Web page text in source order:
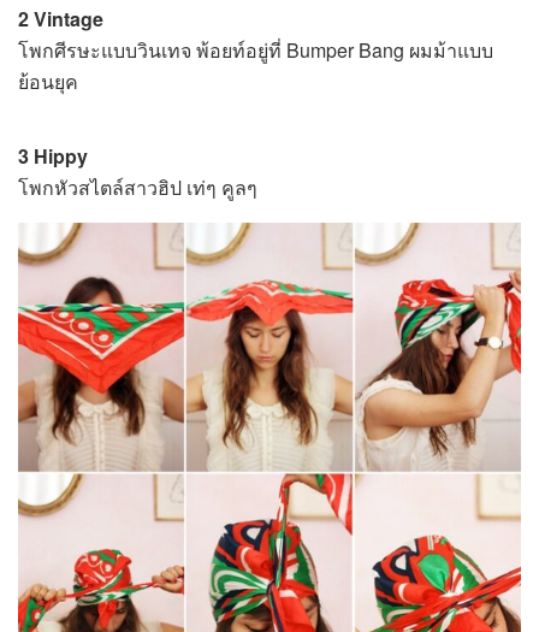
2 Vintage
โพกศีรษะแบบวินเทจ พ้อยท์อยู่ที่ Bumper Bang ผมม้าแบบ
ย้อนยุค
3 Hippy
โพกหัวสไตล์สาวฮิป เท่ๆ คูลๆ